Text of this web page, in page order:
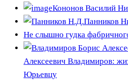
Кононов Василий
Панников
Не слышно гудка
Алексеевич Владимиров:
Юрьевцу